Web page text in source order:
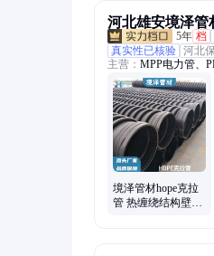
河北雄安境泽管
5年 档
真实性已核验 河北
主营： MPP电力管、
排水、PE穿线管、
排管、通讯管材、碳
境泽管材hope克拉
管 热缠绕结构壁B